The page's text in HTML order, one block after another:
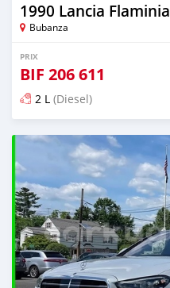
1990 Lancia Flaminia
Bubanza
PRIX
BIF 206 611
2 L (Diesel)
Publié il y a 18 jours